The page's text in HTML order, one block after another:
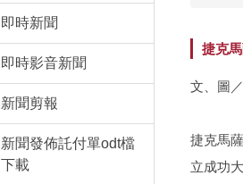
即時新聞
即時影音新聞
新聞剪報
新聞發佈託付單odt檔
下載
捷克
文、圖
捷克馬
立成功